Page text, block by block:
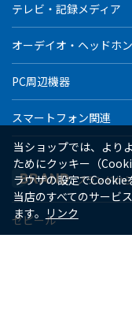
テレビ・記録メディア
オーデイオ・ヘッドホン
PC周辺機器
スマートフォン関連
BRAND ブランドか
ゼピール
当ショップでは、より
ためにクッキー（
ラウザの設定でCookie
当店のすべてのサービ
ます。 リンク